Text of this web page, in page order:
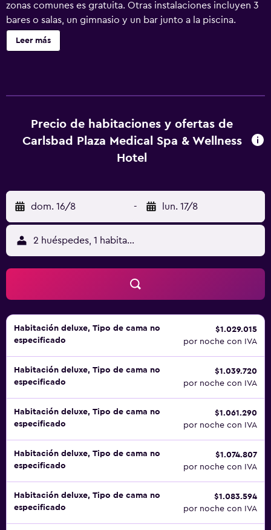
zonas comunes es gratuita. Otras instalaciones incluyen 3
bares o salas, un gimnasio y un bar junto a la piscina.
CARLSBAD PLAZA Medical Spa & Wellness hotel ofrece 151
alojamientos con reproductor de DVD y minibar. Cabe
higiene personal de diseño. Los huéspedes pueden
navegar por la web gracias a nuestro acceso a Internet
wifi gratis. Entre las comodidades especialmente
habitaciones también incluyen botella de agua gratuita y
cafetera y tetera. Se ofrece servicio de limpieza todos los
días y es posible solicitar tabla de planchar con plancha.
En el alojamiento hay 4 piscinas cubiertas además de
bañera de hidromasaje. Otros servicios de ocio y
esparcimiento incluyen sauna y gimnasio. Se pueden
practicar las actividades de ocio y esparcimiento que se
indican más abajo en las instalaciones o cerca del
Leer más
Precio de habitaciones y ofertas de
Carlsbad Plaza Medical Spa & Wellness
Hotel
dom. 16/8 - lun. 17/8
2 huéspedes, 1 habitación
Habitación deluxe, Tipo de cama no
especificado
$1.029.015
por noche con IVA
Habitación deluxe, Tipo de cama no
especificado
$1.039.720
por noche con IVA
Habitación deluxe, Tipo de cama no
especificado
$1.061.290
por noche con IVA
Habitación deluxe, Tipo de cama no
especificado
$1.074.807
por noche con IVA
Habitación deluxe, Tipo de cama no
especificado
$1.083.594
por noche con IVA